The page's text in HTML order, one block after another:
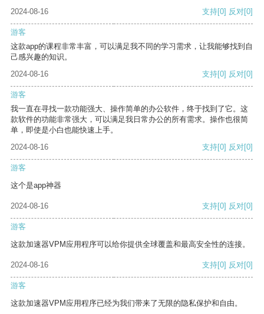
2024-08-16
支持[0] 反对[0]
游客
这款app的课程非常丰富，可以满足我不同的学习需求，让我能够找到自
己感兴趣的知识。
2024-08-16
支持[0] 反对[0]
游客
我一直在寻找一款功能强大、操作简单的办公软件，终于找到了它。这
款软件的功能非常强大，可以满足我日常办公的所有需求。操作也很简
单，即使是小白也能快速上手。
2024-08-16
支持[0] 反对[0]
游客
这个是app神器
2024-08-16 支持[0] 反对[0]
游客
这款加速器VPM应用程序可以给你提供全球覆盖和最高安全性的连接。
2024-08-16 支持[0] 反对[0]
游客
这款加速器VPM应用程序已经为我们带来了无限的隐私保护和自由。